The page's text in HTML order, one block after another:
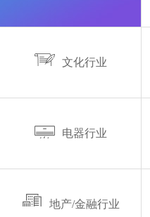
文化行业
电器行业
地产/金融行业